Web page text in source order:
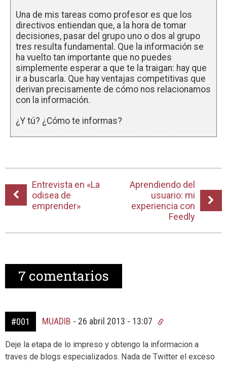
Una de mis tareas como profesor es que los
directivos entiendan que, a la hora de tomar
decisiones, pasar del grupo uno o dos al grupo
tres resulta fundamental. Que la información se
ha vuelto tan importante que no puedes
simplemente esperar a que te la traigan: hay que
ir a buscarla. Que hay ventajas competitivas que
derivan precisamente de cómo nos relacionamos
con la información.
¿Y tú? ¿Cómo te informas?
Entrevista en «La
odisea de
emprender»
Aprendiendo del
usuario: mi
experiencia con
Feedly
7 comentarios
#001 MUADIB - 26 abril 2013 - 13:07
Deje la etapa de lo impreso y obtengo la informacion a
traves de blogs especializados. Nada de Twitter el exceso